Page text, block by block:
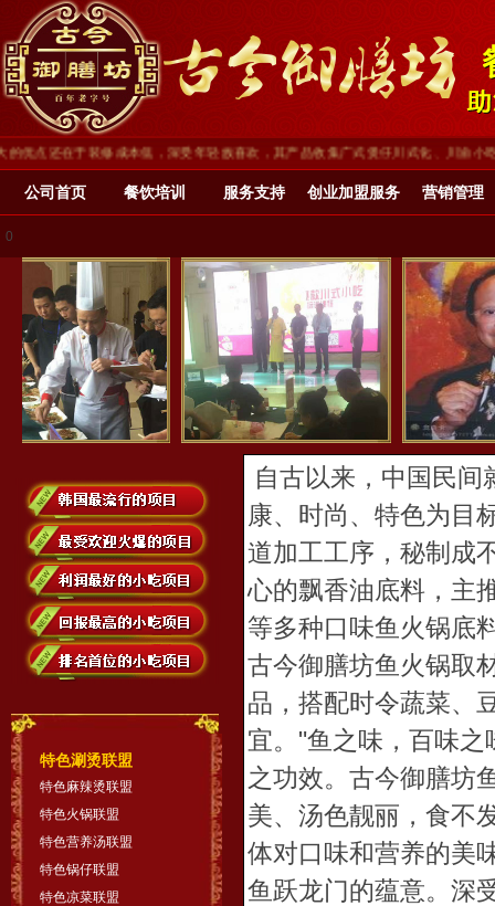
在于装修成本低，深受年轻族喜欢，其产品收集广式煲仔川式化、川渝小吃(
公司首页 餐饮培训 服务支持 创业加盟服务 营销管理
0
特色涮烫联盟
特色麻辣烫联盟
特色火锅联盟
特色营养汤联盟
特色锅仔联盟
特色凉菜联盟
自古以来，中国民
康、时尚、特色为目
道加工工序，秘制成
心的飘香油底料，主
等多种口味鱼火锅底
古今御膳坊鱼火锅取
品，搭配时令蔬菜、
宜。"鱼之味，百味
之功效。古今御膳坊
美、汤色靓丽，食不
体对口味和营养的美
鱼跃龙门的蕴意。深